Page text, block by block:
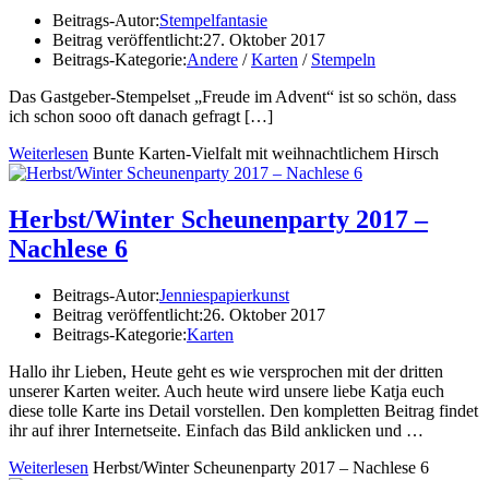
Beitrags-Autor:Stempelfantasie
Beitrag veröffentlicht:27. Oktober 2017
Beitrags-Kategorie:Andere / Karten / Stempeln
Das Gastgeber-Stempelset „Freude im Advent“ ist so schön, dass
ich schon sooo oft danach gefragt […]
Weiterlesen Bunte Karten-Vielfalt mit weihnachtlichem Hirsch
Herbst/Winter Scheunenparty 2017 –
Nachlese 6
Beitrags-Autor:Jenniespapierkunst
Beitrag veröffentlicht:26. Oktober 2017
Beitrags-Kategorie:Karten
Hallo ihr Lieben, Heute geht es wie versprochen mit der dritten
unserer Karten weiter. Auch heute wird unsere liebe Katja euch
diese tolle Karte ins Detail vorstellen. Den kompletten Beitrag findet
ihr auf ihrer Internetseite. Einfach das Bild anklicken und …
Weiterlesen Herbst/Winter Scheunenparty 2017 – Nachlese 6